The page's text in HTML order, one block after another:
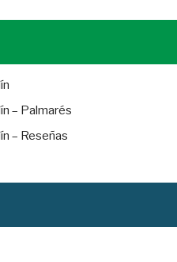
– Palmarés
– Reseñas